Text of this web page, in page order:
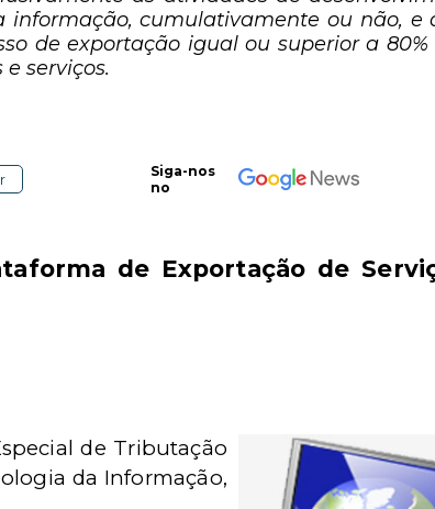
cumulativamente ou não, e
de exportação igual ou superior a
serviços.
Siga-nos
no
de Exportação de
de Tributação
da Informação,